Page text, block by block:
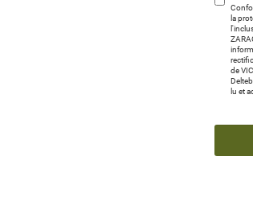
la
de
lu et